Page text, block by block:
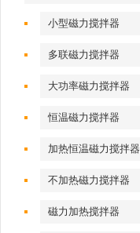
小型磁力搅拌器
多联磁力搅拌器
大功率磁力搅拌器
恒温磁力搅拌器
加热恒温磁力搅拌器
不加热磁力搅拌器
磁力加热搅拌器